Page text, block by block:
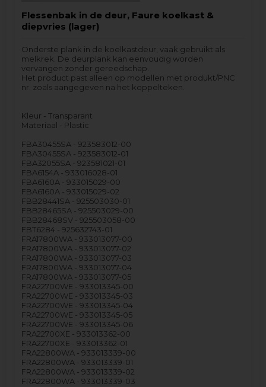
Flessenbak in de deur, Faure koelkast &
diepvries (lager)
Onderste plank in de koelkastdeur, vaak gebruikt als
melkrek. De deurplank kan eenvoudig worden
vervangen zonder gereedschap.
Het product past alleen op modellen met produkt/PNC
nr. zoals aangegeven na het koppelteken.
Kleur - Transparant
Materiaal - Plastic
FBA30455SA - 923583012-00
FBA30455SA - 923583012-01
FBA32055SA - 923581021-01
FBA6154A - 933016028-01
FBA6160A - 933015029-00
FBA6160A - 933015029-02
FBB28441SA - 925503030-01
FBB28465SA - 925503029-00
FBB28468SV - 925503058-00
FBT6284 - 925632743-01
FRA17800WA - 933013077-00
FRA17800WA - 933013077-02
FRA17800WA - 933013077-03
FRA17800WA - 933013077-04
FRA17800WA - 933013077-05
FRA22700WE - 933013345-00
FRA22700WE - 933013345-03
FRA22700WE - 933013345-04
FRA22700WE - 933013345-05
FRA22700WE - 933013345-06
FRA22700XE - 933013362-00
FRA22700XE - 933013362-01
FRA22800WA - 933013339-00
FRA22800WA - 933013339-01
FRA22800WA - 933013339-02
FRA22800WA - 933013339-03